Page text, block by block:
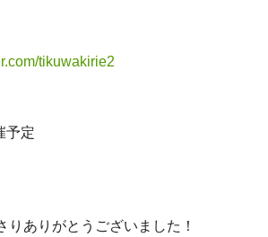
tikuwakirie2
予定
りありがとうございました！